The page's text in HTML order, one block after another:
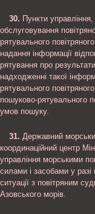
30. Пункти
обслуговування
рятувального
надання інформації
рятування про
надходженні такої
рятувального
пошуково-рятувального
умов пошуку.
31. Державний
координаційний центр
управління морськими
силами і засобами у разі
ситуації з повітряним
Азовського морів.